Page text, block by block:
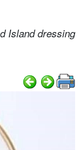
Island dressing